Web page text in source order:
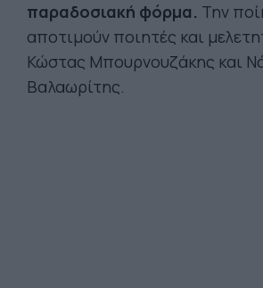
παραδοσιακή φόρμα. Την
αποτιμούν ποιητές και
Κώστας Μπουρνουζάκης και
Βαλαωρίτης.